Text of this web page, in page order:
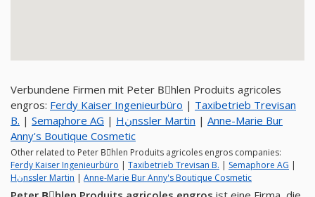
Verbundene Firmen mit Peter Bِhlen Produits agricoles
engros: Ferdy Kaiser Ingenieurbüro | Taxibetrieb Trevisan
B. | Semaphore AG | Hنnssler Martin | Anne-Marie Bur
Anny's Boutique Cosmetic
Other related to Peter Bِhlen Produits agricoles engros companies:
Ferdy Kaiser Ingenieurbüro | Taxibetrieb Trevisan B. | Semaphore AG |
Hنnssler Martin | Anne-Marie Bur Anny's Boutique Cosmetic